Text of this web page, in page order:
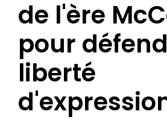
de l'ère
pour
liberté